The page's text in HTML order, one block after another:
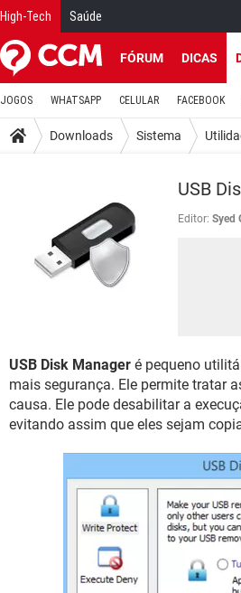
High-Tech Saúde
FÓRUM DICAS
JOGOS WHATSAPP CELULAR FACEBOOK
Downloads Sistema
USB
Editor: Syed
USB Disk Manager é pequeno
mais segurança. Ele permite tratar
causa. Ele pode desabilitar a
evitando assim que eles sejam